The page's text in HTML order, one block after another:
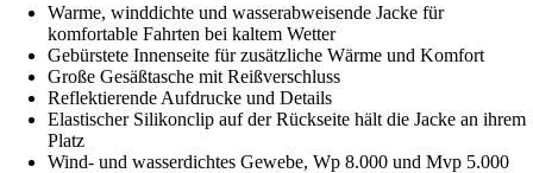
Warme, winddichte und wasserabweisende Jacke für
komfortable Fahrten bei kaltem Wetter
Gebürstete Innenseite für zusätzliche Wärme und Komfort
Große Gesäßtasche mit Reißverschluss
Reflektierende Aufdrucke und Details
Elastischer Silikonclip auf der Rückseite hält die Jacke an ihrem
Platz
Wind- und wasserdichtes Gewebe, Wp 8.000 und Mvp 5.000